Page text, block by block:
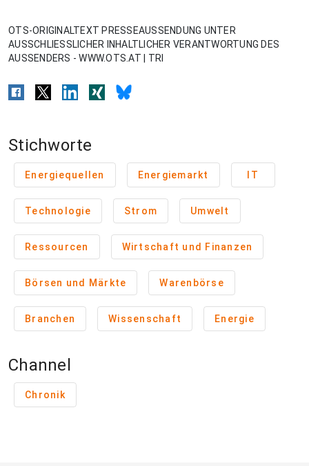
OTS-ORIGINALTEXT PRESSEAUSSENDUNG UNTER
AUSSCHLIESSLICHER INHALTLICHER VERANTWORTUNG DES
AUSSENDERS - WWW.OTS.AT | TRI
Stichworte
Energiequellen Energiemarkt IT
Technologie Strom Umwelt
Ressourcen Wirtschaft und Finanzen
Börsen und Märkte Warenbörse
Branchen Wissenschaft Energie
Channel
Chronik